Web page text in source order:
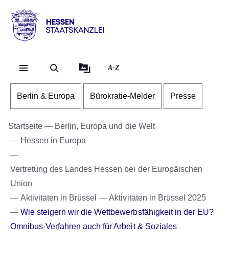
Hessen
Staatskanzlei
A-Z
Berlin & Europa Bürokratie-Melder Presse
Startseite
Berlin, Europa und die Welt
Hessen in Europa
Vertretung des Landes Hessen bei der Europäischen
Union
Aktivitäten in Brüssel
Aktivitäten in Brüssel 2025
Wie steigern wir die Wettbewerbsfähigkeit in der EU?
Omnibus-Verfahren auch für Arbeit & Soziales